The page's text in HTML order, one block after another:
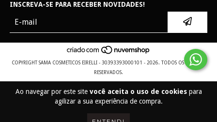
Ao navegar por este site você aceita o uso de cookiespara
agilizar a sua experiência de compra.
INSCREVA-SE PARA RECEBER NOVIDADES!
COPYRIGHT SAMA COSMETICOS EIRELLI - 30393393000101 - 2026. TODOS OS DIREITOS
RESERVADOS.